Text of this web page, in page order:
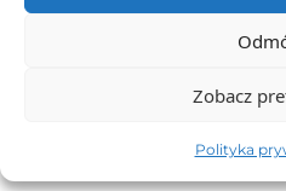
Zobacz
Polityka
Na podstawie luki w twojej
dodatków, które chciałbyś/